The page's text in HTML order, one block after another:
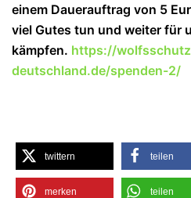
einem Dauerauftrag von 5
viel Gutes tun und weiter für
kämpfen. https://
deutschland.de/spenden-2/
twittern teilen
merken teilen